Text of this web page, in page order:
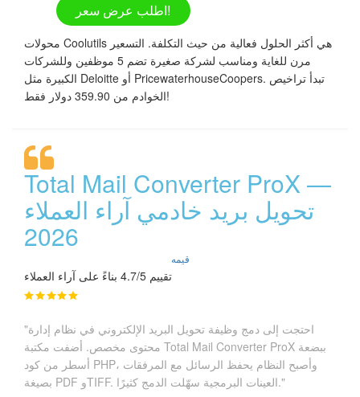
اطلب عرض سعر!
محولات Coolutils هي أكثر الحلول فعالية من حيث التكلفة. التسعير
مرن للغاية ومناسب لشركة صغيرة تضم 5 موظفين وللشركات
الكبيرة مثل Deloitte أو PricewaterhouseCoopers. تبدأ تراخيص
الخوادم من 359.90 دولار فقط!
Total Mail Converter ProX —
تحويل بريد خادمي آراء العملاء
2026
قيمه
تقييم 4.7/5 بناءً على آراء العملاء
"احتجت إلى دمج وظيفة تحويل البريد الإلكتروني في نظام إدارة
محتوى مخصص. أضفت مكتبة Total Mail Converter ProX ببضعة
أسطر من كود PHP، وأصبح النظام يحفظ الرسائل مع المرفقات
بصيغة PDF وTIFF. العينات البرمجية سهّلت الدمج كثيرًا."